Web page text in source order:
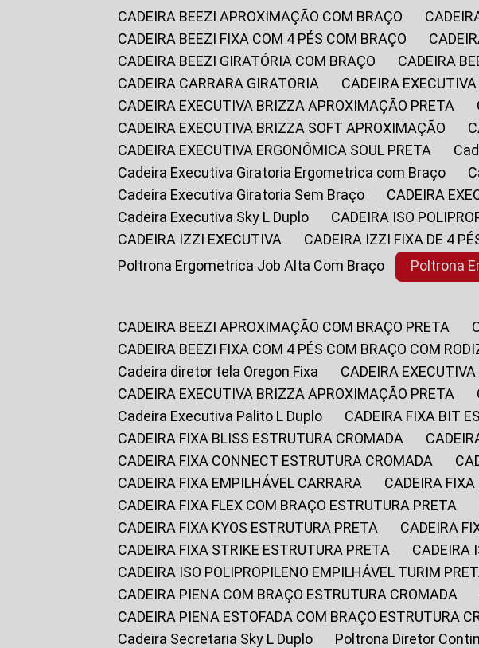
CADEIRA BEEZI APROXIMAÇÃO COM BRAÇO
CADEIRA BEEZI FIXA COM 4 PÉS COM BRAÇO
CADEIRA BEEZI GIRATÓRIA COM BRAÇO
CADEIRA
CADEIRA CARRARA GIRATORIA
CADEIRA
CADEIRA EXECUTIVA BRIZZA APROXIMAÇÃO PRETA
CADEIRA EXECUTIVA BRIZZA SOFT APROXIMAÇÃO
CADEIRA EXECUTIVA ERGONÔMICA SOUL PRETA
Cadeira Executiva Giratoria Ergometrica com Braço
Cadeira Executiva Giratoria Sem Braço
CADEIRA
Cadeira Executiva Sky L Duplo
CADEIRA ISO
CADEIRA IZZI EXECUTIVA
CADEIRA IZZI FIXA DE 4
Poltrona Ergometrica Job Alta Com Braço
Poltrona
CADEIRA BEEZI APROXIMAÇÃO COM BRAÇO PRETA
CADEIRA BEEZI FIXA COM 4 PÉS COM BRAÇO COM
Cadeira diretor tela Oregon Fixa
CADEIRA
CADEIRA EXECUTIVA BRIZZA APROXIMAÇÃO PRETA
Cadeira Executiva Palito L Duplo
CADEIRA FIXA BIT
CADEIRA FIXA BLISS ESTRUTURA CROMADA
CADEIRA FIXA CONNECT ESTRUTURA CROMADA
CADEIRA FIXA EMPILHÁVEL CARRARA
CADEIRA
CADEIRA FIXA FLEX COM BRAÇO ESTRUTURA PRETA
CADEIRA FIXA KYOS ESTRUTURA PRETA
CADEIRA
CADEIRA FIXA STRIKE ESTRUTURA PRETA
CADEIRA ISO POLIPROPILENO EMPILHÁVEL TURIM
CADEIRA PIENA COM BRAÇO ESTRUTURA CROMADA
CADEIRA PIENA ESTOFADA COM BRAÇO ESTRUTURA
Cadeira Secretaria Sky L Duplo
Poltrona Diretor